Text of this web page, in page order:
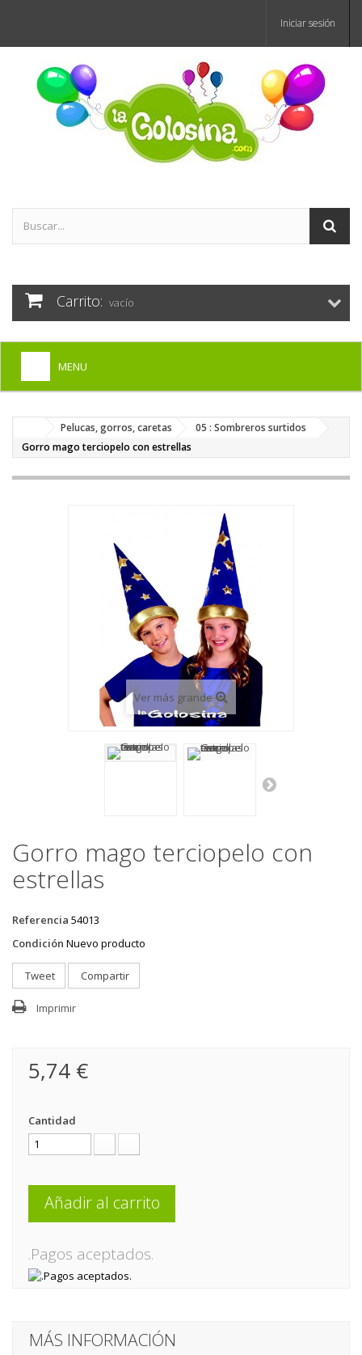
Iniciar sesión
Carrito: vacío
MENU
DISFRACES PARA ADULTOS
+
PELUCAS, GORROS, CARETAS
Pelucas, gorros, caretas
05 : Sombreros surtidos
Gorro mago terciopelo con estrellas
Ver más grande
Gorro mago terciopelo con
estrellas
Referencia 54013
Condición Nuevo producto
Tweet Compartir
Imprimir
5,74 €
Cantidad
Añadir al carrito
.Pagos aceptados.
MÁS INFORMACIÓN